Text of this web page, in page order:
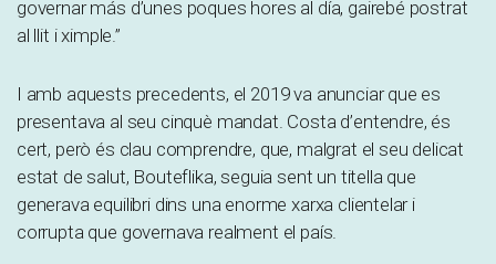
governar más d’unes poques hores al día, gairebé postrat
al llit i ximple.”​
I amb aquests precedents, el 2019 va anunciar que es
presentava al seu cinquè mandat. Costa d’entendre, és
cert, però és clau comprendre, que, malgrat el seu delicat
estat de salut, Bouteflika, seguia sent un titella que
generava equilibri dins una enorme xarxa clientelar i
corrupta que governava realment el país.